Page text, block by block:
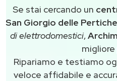
Se stai cercando un
San Giorgio delle Pertiche
di elettrodomestici,
Ripariamo e testiamo
veloce affidabile e